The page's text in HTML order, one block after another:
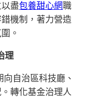
盡包養甜心網職
機制，著力營造
。
理
自治區科技廳、
轉化基金治理人